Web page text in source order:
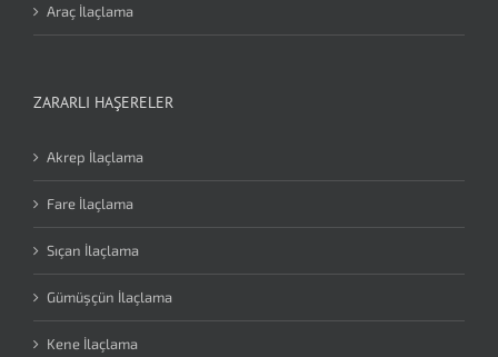
Araç İlaçlama
ZARARLI HAŞERELER
Akrep İlaçlama
Fare İlaçlama
Sıçan İlaçlama
Gümüşçün İlaçlama
Kene İlaçlama